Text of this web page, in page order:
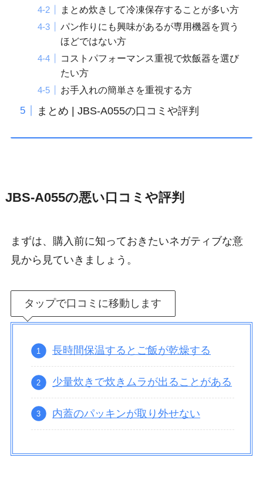
まとめ炊きして冷凍保存することが多い方
パン作りにも興味があるが専用機器を買う
ほどではない方
コストパフォーマンス重視で炊飯器を選び
たい方
お手入れの簡単さを重視する方
まとめ | JBS-A055の口コミや評判
JBS-A055の悪い口コミや評判
まずは、購入前に知っておきたいネガティブな意
見から見ていきましょう。
タップで口コミに移動します
長時間保温するとご飯が乾燥する
少量炊きで炊きムラが出ることがある
内蓋のパッキンが取り外せない